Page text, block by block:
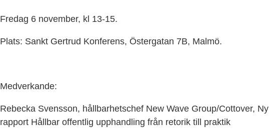
Fredag 6 november, kl 13-15.
Plats: Sankt Gertrud Konferens, Östergatan 7B, Malmö.
Medverkande:
Rebecka Svensson, hållbarhetschef New Wave Group/Cottover, Ny
rapport Hållbar offentlig upphandling från retorik till praktik